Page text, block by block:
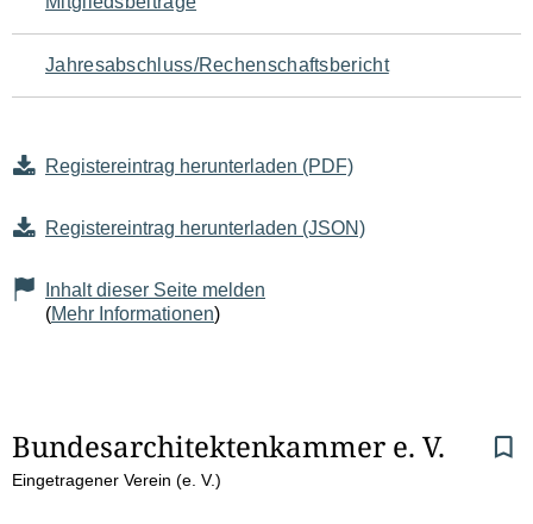
Jahresabschluss/Rechenschaftsbericht
Registereintrag herunterladen (PDF)
Registereintrag herunterladen (JSON)
Inhalt dieser Seite melden
(Mehr Informationen)
S
e
Bundesarchitektenkammer e. V.
Eingetragener Verein (e. V.)